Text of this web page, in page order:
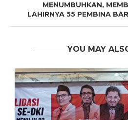
MENUMBUHKAN,
LAHIRNYA 55 PEMBINA
YOU MAY